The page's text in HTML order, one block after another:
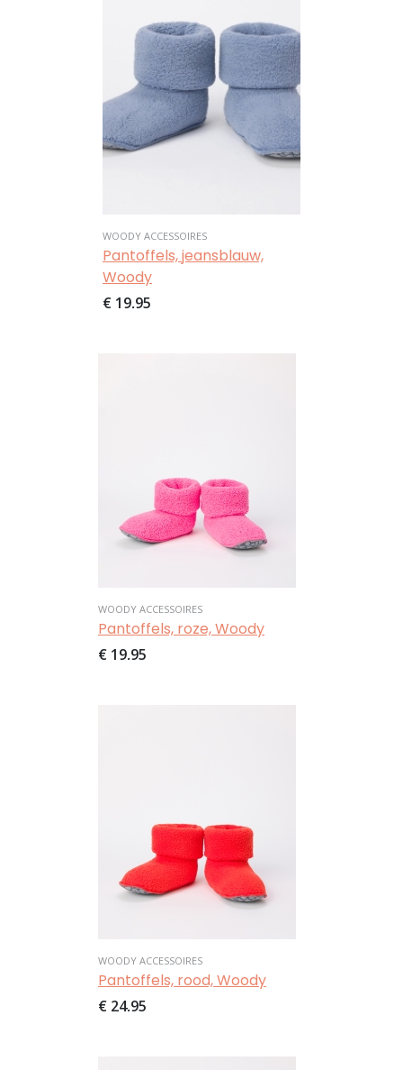
WOODY ACCESSOIRES
Pantoffels, jeansblauw,
Woody
€ 19,95
WOODY ACCESSOIRES
Pantoffels, roze, Woody
€ 19,95
WOODY ACCESSOIRES
Pantoffels, rood, Woody
€ 24,95